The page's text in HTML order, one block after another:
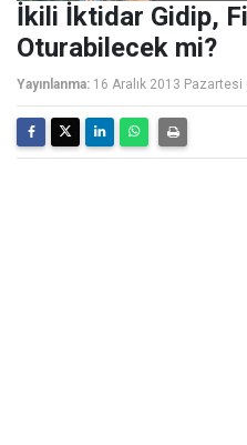
İkili İktidar Gidip,
Oturabilecek mi?
Yayınlanma: 16 Aralık 2013 Pazartesi